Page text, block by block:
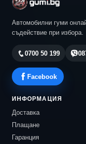
Автомобилни гуми
съдействие при избора.
0700 50 199
Facebook
ИНФОРМАЦИЯ
Доставка
Плащане
Гаранция